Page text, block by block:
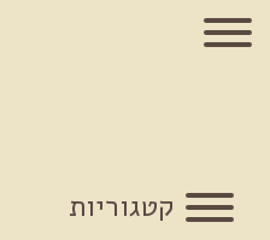
Skip to content
קטגוריות